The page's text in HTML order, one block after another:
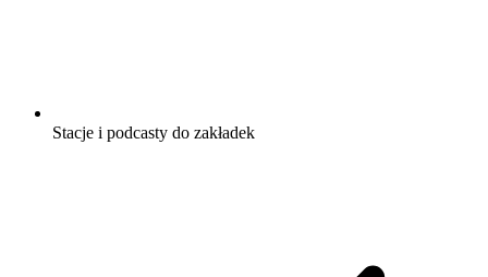
Stacje i podcasty do zakładek